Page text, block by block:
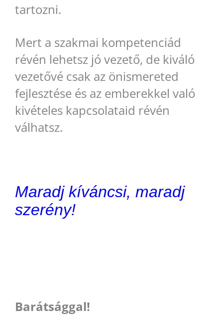
tartozni.
Mert a szakmai kompetenciád
révén lehetsz jó vezető, de kiváló
vezetővé csak az önismereted
fejlesztése és az emberekkel való
kivételes kapcsolataid révén
válhatsz.
Maradj kíváncsi, maradj
szerény!
Barátsággal!